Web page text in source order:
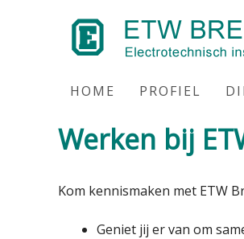
HOME
PROFIEL
Werken bij
Kom kennismaken met ETW
Geniet jij er van om